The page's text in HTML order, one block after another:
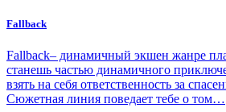
Fallback
Fallback– динамичный экшен жанре
станешь частью динамичного
взять на себя ответственность за
Сюжетная линия поведает тебе о том…